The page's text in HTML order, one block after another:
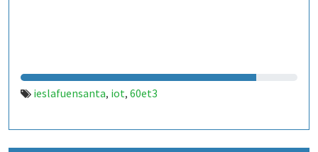
ieslafuensanta, iot, 60et3